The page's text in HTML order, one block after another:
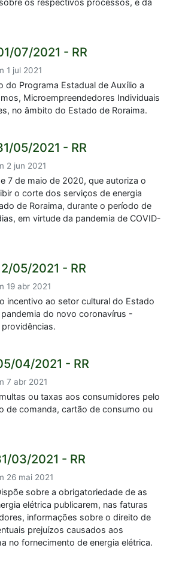
os respectivos processos, e dá
07/2021 - RR
1 jul 2021
do Programa Estadual de Auxílio a
Microempreendedores Individuais
no âmbito do Estado de Roraima.
05/2021 - RR
2 jun 2021
7 de maio de 2020, que autoriza o
o corte dos serviços de energia
de Roraima, durante o período de
em virtude da pandemia de COVID-
05/2021 - RR
19 abr 2021
incentivo ao setor cultural do Estado
do novo coronavírus -
04/2021 - RR
7 abr 2021
ou taxas aos consumidores pelo
de comanda, cartão de consumo ou
03/2021 - RR
26 mai 2021
sobre a obrigatoriedade de as
elétrica publicarem, nas faturas
informações sobre o direito de
prejuízos causados aos
no fornecimento de energia elétrica.